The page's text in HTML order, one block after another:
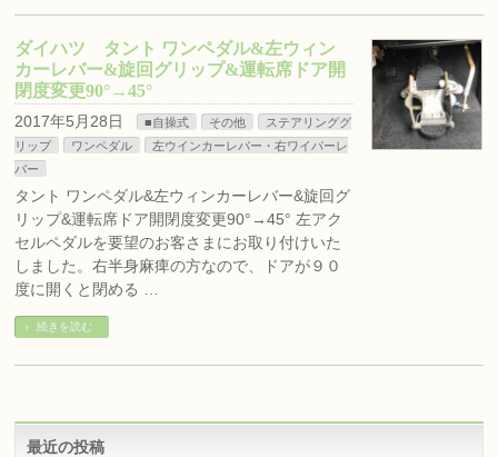
ダイハツ タント ワンペダル&左ウィン
カーレバー&旋回グリップ&運転席ドア開
閉度変更90°→45°
2017年5月28日 ■自操式 その他
ステアリンググ
リップ
ワンペダル
左ウインカーレバー・右ワイパーレ
バー
タント ワンペダル&左ウィンカーレバー&旋回グ
リップ&運転席ドア開閉度変更90°→45° 左アク
セルペダルを要望のお客さまにお取り付けいた
しました。右半身麻痺の方なので、ドアが９０
度に開くと閉める …
続きを読む
最近の投稿